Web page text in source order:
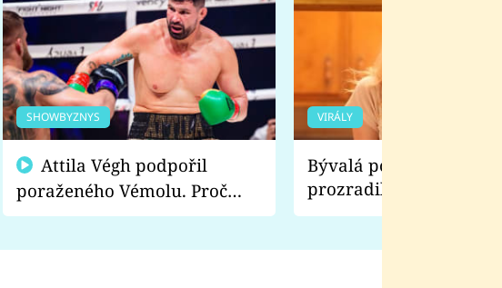
SHOWBYZNYS
poraženého Vémolu. Proč
chce raději zápasit s ním než
VIRÁLY
Bývalá pornoherečka
prozradila, co ji
natáčení Euforie.